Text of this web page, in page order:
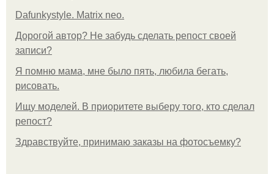
Dafunkystyle. Matrix neo.
Дорогой автор? Не забудь сделать репост своей
записи?
Я помню мама, мне было пять, любила бегать,
рисовать.
Ищу моделей. В приоритете выберу того, кто сделал
репост?
Здравствуйте, принимаю заказы на фотосъемку?